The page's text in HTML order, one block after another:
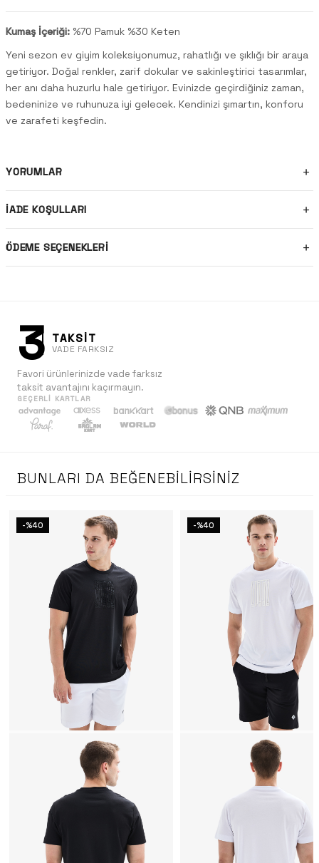
Kumaş İçeriği: %70 Pamuk %30 Keten
Yeni sezon ev giyim koleksiyonumuz, rahatlığı ve şıklığı bir araya
getiriyor. Doğal renkler, zarif dokular ve sakinleştirici tasarımlar,
her anı daha huzurlu hale getiriyor. Evinizde geçirdiğiniz zaman,
bedeninize ve ruhunuza iyi gelecek. Kendinizi şımartın, konforu
ve zarafeti keşfedin.
YORUMLAR
İADE KOŞULLARI
ÖDEME SEÇENEKLERI
3 TAKSİT
VADE FARKSIZ
Favori ürünlerinizde vade farksız
taksit avantajını kaçırmayın.
GEÇERLI KARTLAR
BUNLARI DA BEĞENEBILIRSINIZ
-%40 -%40